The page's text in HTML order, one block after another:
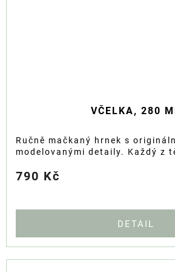
VČELKA, 280
790 Kč
DETAIL
Ručně mačkaný hrnek s
modelovanými detaily. Každý z